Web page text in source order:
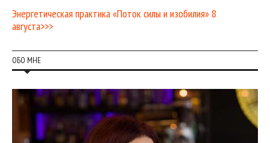
Энергетическая практика «Поток силы и изобилия» 8
августа>>>
ОБО МНЕ